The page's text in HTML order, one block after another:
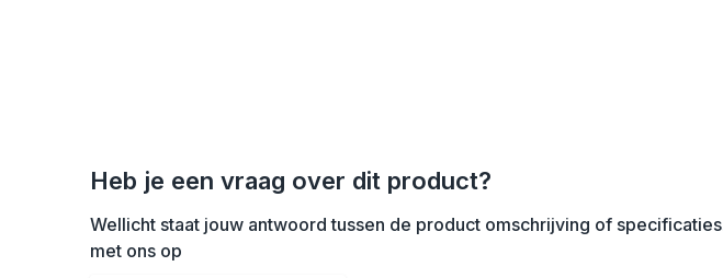
Heb je een vraag over dit product?
Wellicht staat jouw antwoord tussen de product omschrijving of
met ons op